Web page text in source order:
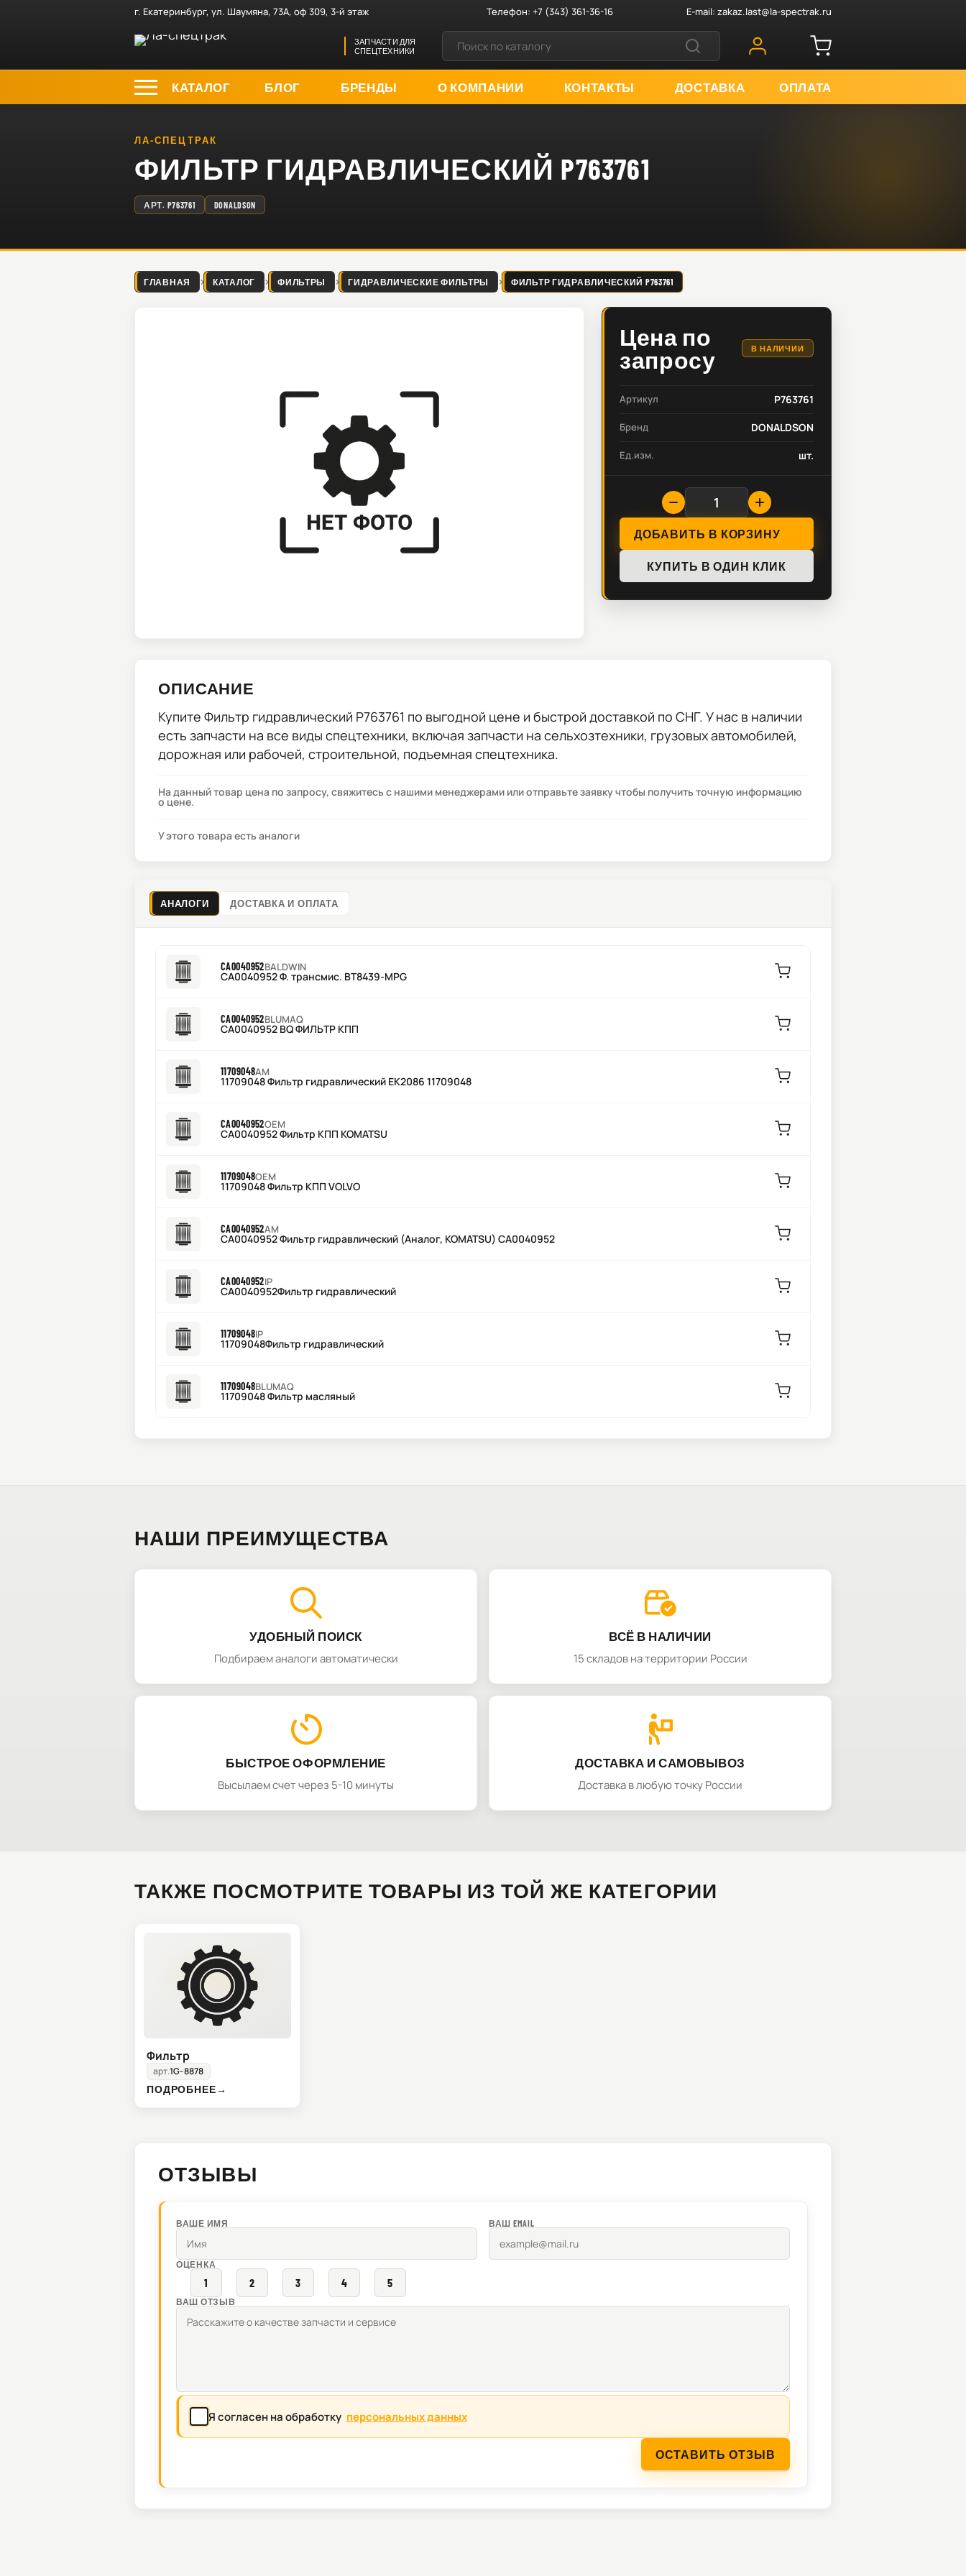
г. Екатеринбург, ул. Шаумяна, 73А, оф 309, 3-й этаж Телефон:+7 (343) 361-36-16 E-mail: zakaz.last@la-spectrak.ru
ЗАПЧАСТИ ДЛЯ
СПЕЦТЕХНИКИ
КАТАЛОГ БЛОГ БРЕНДЫ О КОМПАНИИ КОНТАКТЫ ДОСТАВКА ОПЛАТА
ЛА-СПЕЦТРАК
ФИЛЬТР ГИДРАВЛИЧЕСКИЙ P763761
АРТ. P763761 DONALDSON
ГЛАВНАЯ КАТАЛОГ ФИЛЬТРЫ ГИДРАВЛИЧЕСКИЕ ФИЛЬТРЫ ФИЛЬТР ГИДРАВЛИЧЕСКИЙ P763761
Цена по
запросу
В НАЛИЧИИ
Артикул P763761
Бренд DONALDSON
Ед.изм. шт.
ДОБАВИТЬ В КОРЗИНУ
КУПИТЬ В ОДИН КЛИК
ОПИСАНИЕ
Купите Фильтр гидравлический P763761 по выгодной цене и быстрой доставкой по СНГ. У нас в наличии
есть запчасти на все виды спецтехники, включая запчасти на сельхозтехники, грузовых автомобилей,
дорожная или рабочей, строительной, подъемная спецтехника.
На данный товар цена по запросу, свяжитесь с нашими менеджерами или отправьте заявку чтобы получить точную информацию
о цене.
У этого товара есть аналоги
АНАЛОГИ ДОСТАВКА И ОПЛАТА
CA0040952BALDWIN
CA0040952 Ф. трансмис. BT8439-MPG
CA0040952BLUMAQ
CA0040952 BQ ФИЛЬТР КПП
11709048AM
11709048 Фильтр гидравлический EK2086 11709048
CA0040952OEM
CA0040952 Фильтр КПП KOMATSU
11709048OEM
11709048 Фильтр КПП VOLVO
CA0040952AM
CA0040952 Фильтр гидравлический (Аналог, KOMATSU) CA0040952
CA0040952IP
CA0040952Фильтр гидравлический
11709048IP
11709048Фильтр гидравлический
11709048BLUMAQ
11709048 Фильтр масляный
НАШИ ПРЕИМУЩЕСТВА
УДОБНЫЙ ПОИСК
Подбираем аналоги автоматически
ВСЁ В НАЛИЧИИ
15 складов на территории России
БЫСТРОЕ ОФОРМЛЕНИЕ
Высылаем счет через 5-10 минуты
ДОСТАВКА И САМОВЫВОЗ
Доставка в любую точку России
ТАКЖЕ ПОСМОТРИТЕ ТОВАРЫ ИЗ ТОЙ ЖЕ КАТЕГОРИИ
Фильтр
арт.1G-8878
ПОДРОБНЕЕ→
ОТЗЫВЫ
ВАШЕ ИМЯ ВАШ EMAIL
ОЦЕНКА
1 2 3 4 5
ВАШ ОТЗЫВ
Я согласен на обработку персональных данных
ОСТАВИТЬ ОТЗЫВ